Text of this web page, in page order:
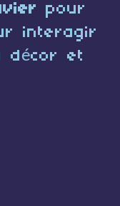
pour
interagir
décor et